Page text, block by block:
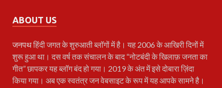
ABOUT US
जनपथहिंदी जगत के शुरुआती ब्लॉगों में है। यह 2006 के आखिरी दिनों में
शुरू हुआ था। दस वर्ष तक संचालन के बाद “नोटबंदी के खिलाफ़ जनता का
गीत” छापकर यह ब्लॉग बंद हो गया। 2019 के अंत में इसे दोबारा ज़िंदा
किया गया। अब एक स्वतंत्र जन वेबसाइट के रूप में यह आपके सामने है।